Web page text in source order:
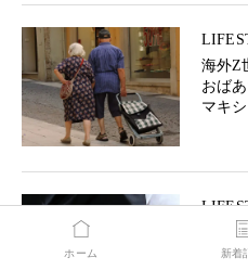
海外Z
おば
マキシ
４月
りゆ
ホーム 新着